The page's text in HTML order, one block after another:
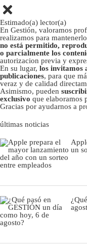
Estimado(a) lector(a)
En Gestión, valoramos
realizamos para
no está permitido,
o parcialmente los
autorizacion previa y
En su lugar, los invitamos
publicaciones, para que
veraz y de calidad
Asimismo, pueden
exclusivo que elaboramos
Gracias por ayudarnos a
últimas noticias
un